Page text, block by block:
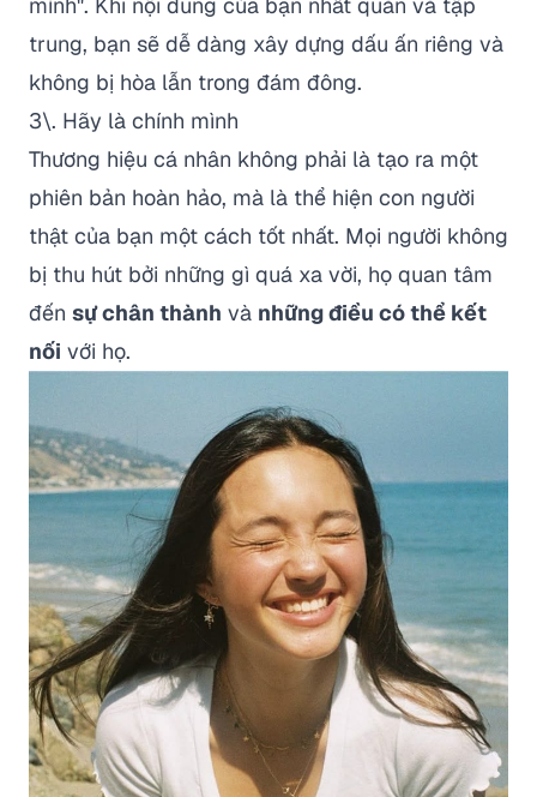
mình". Khi nội dung của bạn nhất quán và tập
trung, bạn sẽ dễ dàng xây dựng dấu ấn riêng và
không bị hòa lẫn trong đám đông.
3\. Hãy là chính mình
Thương hiệu cá nhân không phải là tạo ra một
phiên bản hoàn hảo, mà là thể hiện con người
thật của bạn một cách tốt nhất. Mọi người không
bị thu hút bởi những gì quá xa vời, họ quan tâm
đến sự chân thành và những điều có thể kết
nối với họ.